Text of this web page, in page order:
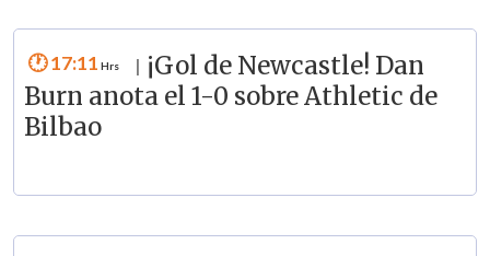
17:11
¡Gol de Newcastle! Dan
Burn anota el 1-0 sobre Athletic de
Bilbao